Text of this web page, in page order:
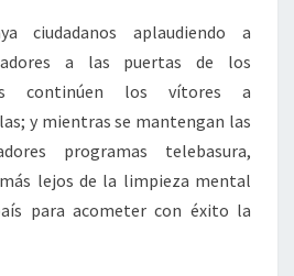
ciudadanos aplaudiendo a
a las puertas de los
continúen los vítores a
y mientras se mantengan las
programas telebasura,
lejos de la limpieza mental
para acometer con éxito la